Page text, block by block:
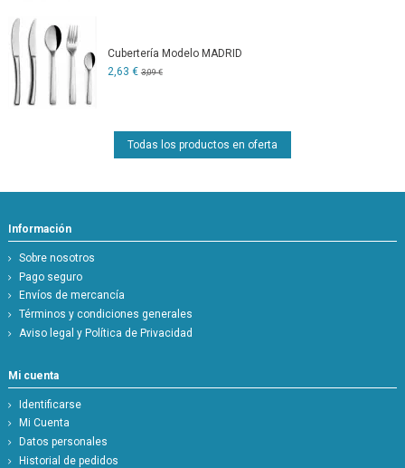
Cubertería Modelo MADRID
2,63 € 3,09 €
Todas los productos en oferta
Información
Sobre nosotros
Pago seguro
Envíos de mercancía
Términos y condiciones generales
Aviso legal y Política de Privacidad
Mi cuenta
Identificarse
Mi Cuenta
Datos personales
Historial de pedidos